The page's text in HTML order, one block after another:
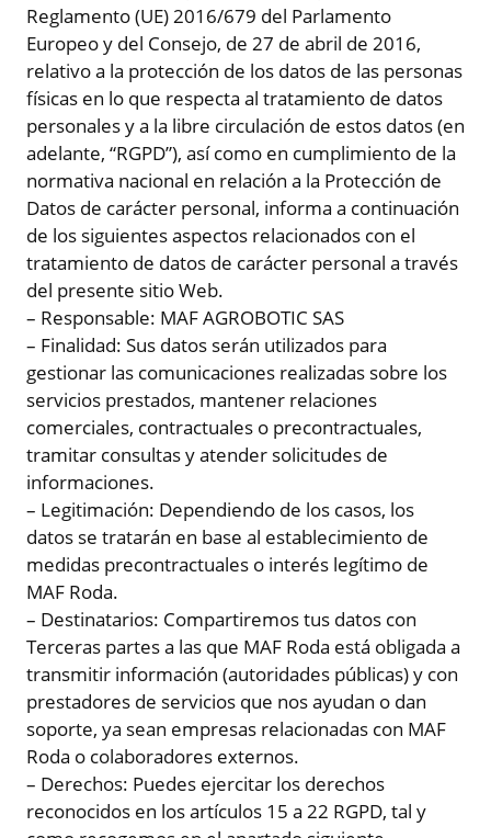
Reglamento (UE) 2016/679 del Parlamento
Europeo y del Consejo, de 27 de abril de 2016,
relativo a la protección de los datos de las personas
físicas en lo que respecta al tratamiento de datos
personales y a la libre circulación de estos datos (en
adelante, “RGPD”), así como en cumplimiento de la
normativa nacional en relación a la Protección de
Datos de carácter personal, informa a continuación
de los siguientes aspectos relacionados con el
tratamiento de datos de carácter personal a través
del presente sitio Web.
– Responsable: MAF AGROBOTIC SAS
– Finalidad: Sus datos serán utilizados para
gestionar las comunicaciones realizadas sobre los
servicios prestados, mantener relaciones
comerciales, contractuales o precontractuales,
tramitar consultas y atender solicitudes de
informaciones.
– Legitimación: Dependiendo de los casos, los
datos se tratarán en base al establecimiento de
medidas precontractuales o interés legítimo de
MAF Roda.
– Destinatarios: Compartiremos tus datos con
Terceras partes a las que MAF Roda está obligada a
transmitir información (autoridades públicas) y con
prestadores de servicios que nos ayudan o dan
soporte, ya sean empresas relacionadas con MAF
Roda o colaboradores externos.
– Derechos: Puedes ejercitar los derechos
reconocidos en los artículos 15 a 22 RGPD, tal y